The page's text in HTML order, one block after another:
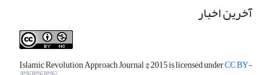
آخرین اخبار
Islamic Revolution Approach Journal© 2015 is licensed underCC BY-